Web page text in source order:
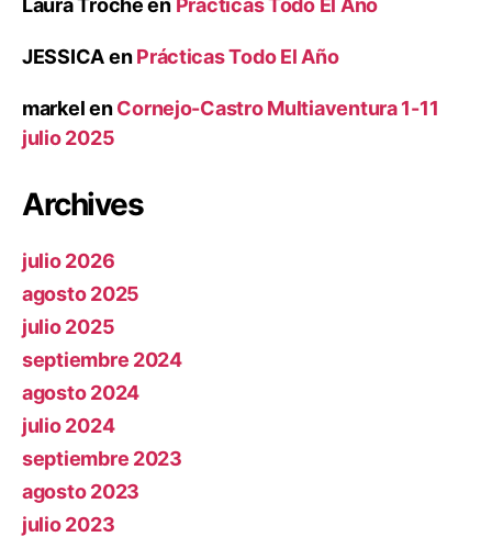
Laura Trocheen Prácticas Todo El Año
JESSICAenPrácticas Todo El Año
markelenCornejo-Castro Multiaventura 1-11
julio 2025
Archives
julio 2026
agosto 2025
julio 2025
septiembre 2024
agosto 2024
julio 2024
septiembre 2023
agosto 2023
julio 2023